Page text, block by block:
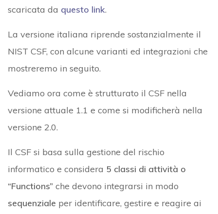
scaricata da questo link.
La versione italiana riprende sostanzialmente il
NIST CSF, con alcune varianti ed integrazioni che
mostreremo in seguito.
Vediamo ora come è strutturato il CSF nella
versione attuale 1.1 e come si modificherà nella
versione 2.0.
Il CSF si basa sulla gestione del rischio
informatico e considera 5 classi di attività o
“Functions” che devono integrarsi in modo
sequenziale per identificare, gestire e reagire ai